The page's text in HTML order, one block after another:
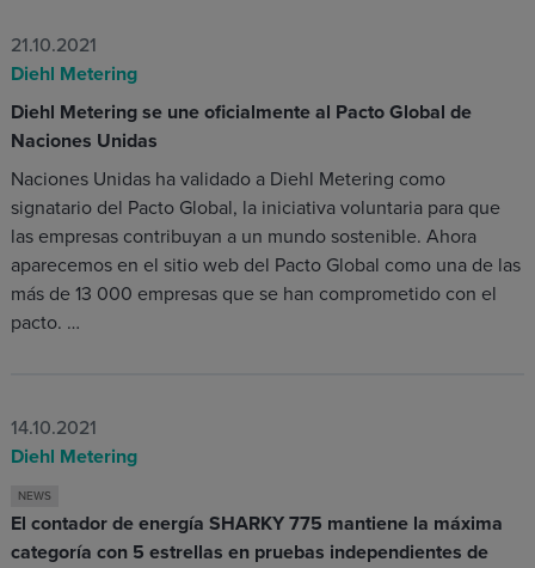
21.10.2021
Diehl Metering
Diehl Metering se une oficialmente al Pacto Global de
Naciones Unidas
Naciones Unidas ha validado a Diehl Metering como
signatario del Pacto Global, la iniciativa voluntaria para que
las empresas contribuyan a un mundo sostenible. Ahora
aparecemos en el sitio web del Pacto Global como una de las
más de 13 000 empresas que se han comprometido con el
pacto. …
14.10.2021
Diehl Metering
NEWS
El contador de energía SHARKY 775 mantiene la máxima
categoría con 5 estrellas en pruebas independientes de